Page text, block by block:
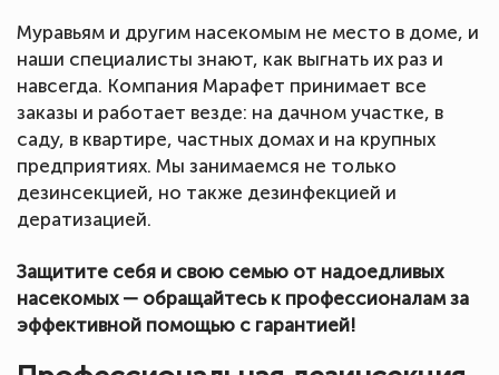
Муравьям и другим насекомым не место в доме, и
наши специалисты знают, как выгнать их раз и
навсегда. Компания Марафет принимает все
заказы и работает везде: на дачном участке, в
саду, в квартире, частных домах и на крупных
предприятиях. Мы занимаемся не только
дезинсекцией, но также дезинфекцией и
дератизацией.
Защитите себя и свою семью от надоедливых
насекомых — обращайтесь к профессионалам за
эффективной помощью с гарантией!